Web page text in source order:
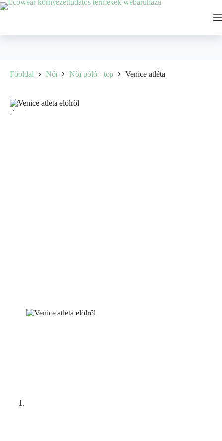
Főoldal Női Női póló - top Venice atléta
-35%